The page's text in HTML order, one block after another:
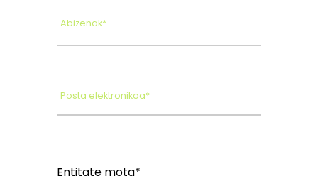
Abizenak*
Posta elektronikoa*
Entitate mota*